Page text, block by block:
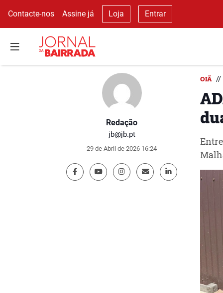
Contacte-nos Assine já Loja Entrar
Redação
jb@jb.pt
29 de Abril de 2026 16:24
OIÃ //